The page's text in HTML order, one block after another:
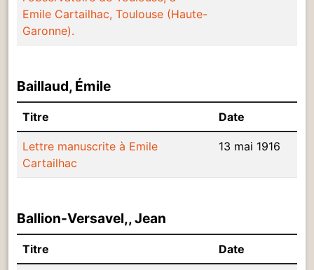
Emile Cartailhac, Toulouse (Haute-
Garonne).
Baillaud, Émile
Titre Date
Lettre manuscrite à Emile
Cartailhac
13 mai 1916
Ballion-Versavel,, Jean
Titre Date